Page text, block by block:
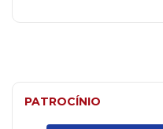
PATROCÍNIO